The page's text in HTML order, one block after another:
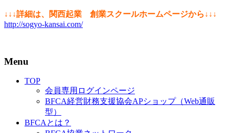
↓↓↓詳細は、関西起業 創業スクールホームページから↓↓↓
http://sogyo-kansai.com/
Menu
TOP
会員専用ログインページ
BFCA経営財務支援協会APショップ（Web通販
型）
BFCAとは？